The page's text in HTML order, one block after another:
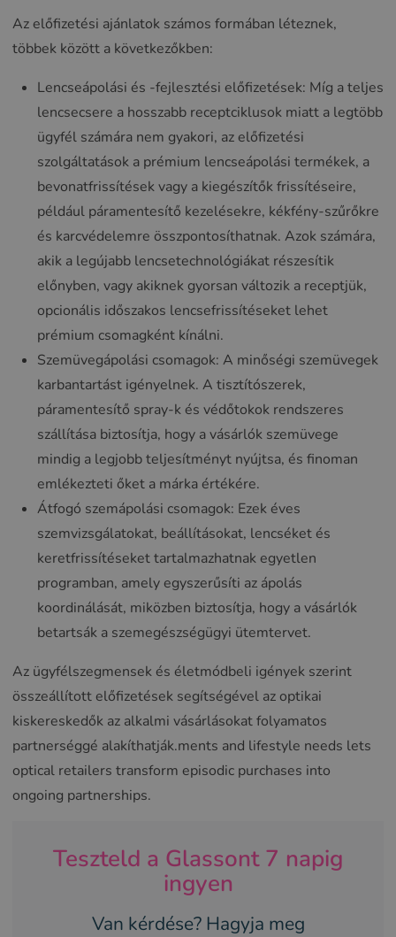
Az előfizetési ajánlatok számos formában léteznek,
többek között a következőkben:
Lencseápolási és -fejlesztési előfizetések: Míg a teljes
lencsecsere a hosszabb receptciklusok miatt a legtöbb
ügyfél számára nem gyakori, az előfizetési
szolgáltatások a prémium lencseápolási termékek, a
bevonatfrissítések vagy a kiegészítők frissítéseire,
például páramentesítő kezelésekre, kékfény-szűrőkre
és karcvédelemre összpontosíthatnak. Azok számára,
akik a legújabb lencsetechnológiákat részesítik
előnyben, vagy akiknek gyorsan változik a receptjük,
opcionális időszakos lencsefrissítéseket lehet
prémium csomagként kínálni.
Szemüvegápolási csomagok: A minőségi szemüvegek
karbantartást igényelnek. A tisztítószerek,
páramentesítő spray-k és védőtokok rendszeres
szállítása biztosítja, hogy a vásárlók szemüvege
mindig a legjobb teljesítményt nyújtsa, és finoman
emlékezteti őket a márka értékére.
Átfogó szemápolási csomagok: Ezek éves
szemvizsgálatokat, beállításokat, lencséket és
keretfrissítéseket tartalmazhatnak egyetlen
programban, amely egyszerűsíti az ápolás
koordinálását, miközben biztosítja, hogy a vásárlók
betartsák a szemegészségügyi ütemtervet.
Az ügyfélszegmensek és életmódbeli igények szerint
összeállított előfizetések segítségével az optikai
kiskereskedők az alkalmi vásárlásokat folyamatos
partnerséggé alakíthatják.ments and lifestyle needs lets
optical retailers transform episodic purchases into
ongoing partnerships.
Teszteld a Glassont 7 napig
ingyen
Van kérdése? Hagyja meg